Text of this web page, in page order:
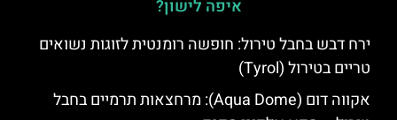
איפה לישון?
ירח דבש בחבל טירול: חופשה רומנטית לזוגות נשואים
טריים בטירול (Tyrol)
אקווה דום (Aqua Dome): מרחצאות תרמיים בחבל